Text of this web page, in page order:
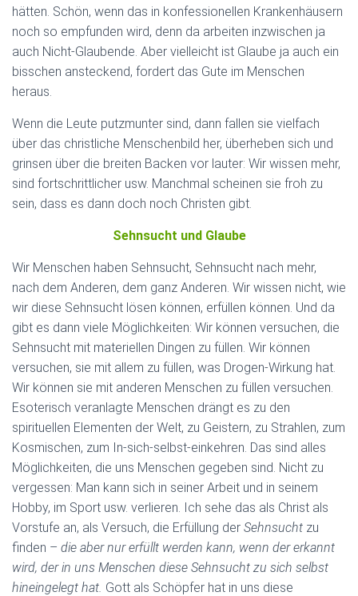
hätten. Schön, wenn das in konfessionellen Krankenhäusern
noch so empfunden wird, denn da arbeiten inzwischen ja
auch Nicht-Glaubende. Aber vielleicht ist Glaube ja auch ein
bisschen ansteckend, fordert das Gute im Menschen
heraus.
Wenn die Leute putzmunter sind, dann fallen sie vielfach
über das christliche Menschenbild her, überheben sich und
grinsen über die breiten Backen vor lauter: Wir wissen mehr,
sind fortschrittlicher usw. Manchmal scheinen sie froh zu
sein, dass es dann doch noch Christen gibt.
Sehnsucht und Glaube
Wir Menschen haben Sehnsucht, Sehnsucht nach mehr,
nach dem Anderen, dem ganz Anderen. Wir wissen nicht, wie
wir diese Sehnsucht lösen können, erfüllen können. Und da
gibt es dann viele Möglichkeiten: Wir können versuchen, die
Sehnsucht mit materiellen Dingen zu füllen. Wir können
versuchen, sie mit allem zu füllen, was Drogen-Wirkung hat.
Wir können sie mit anderen Menschen zu füllen versuchen.
Esoterisch veranlagte Menschen drängt es zu den
spirituellen Elementen der Welt, zu Geistern, zu Strahlen, zum
Kosmischen, zum In-sich-selbst-einkehren. Das sind alles
Möglichkeiten, die uns Menschen gegeben sind. Nicht zu
vergessen: Man kann sich in seiner Arbeit und in seinem
Hobby, im Sport usw. verlieren. Ich sehe das als Christ als
Vorstufe an, als Versuch, die Erfüllung der Sehnsucht zu
finden – die aber nur erfüllt werden kann, wenn der erkannt
wird, der in uns Menschen diese Sehnsucht zu sich selbst
hineingelegt hat. Gott als Schöpfer hat in uns diese